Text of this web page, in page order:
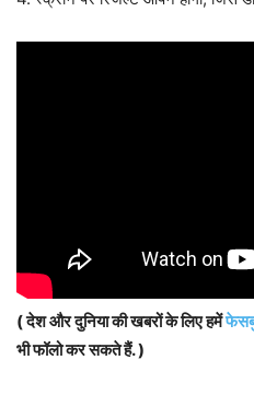
( देश और दुनिया की खबरों के लिए हमें
भी फॉलो कर सकते हैं. )